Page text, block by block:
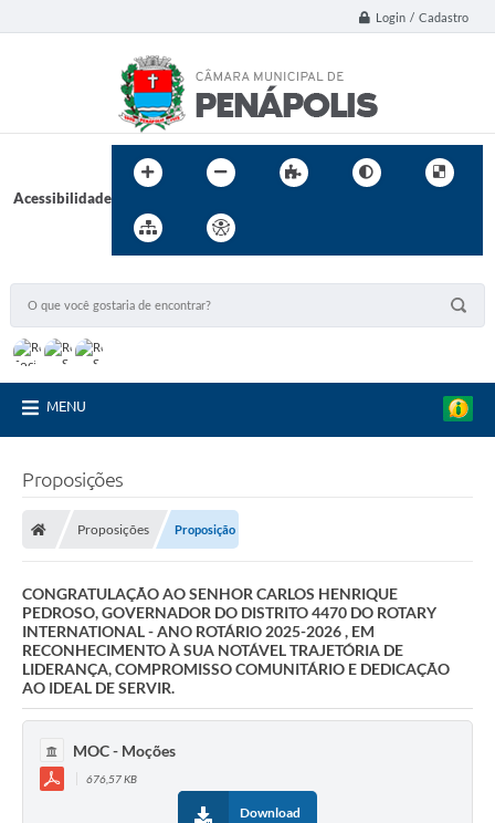
Login / Cadastro
Acessibilidade
MENU
Proposições
Proposições Proposição
CONGRATULAÇÃO AO SENHOR CARLOS HENRIQUE
PEDROSO, GOVERNADOR DO DISTRITO 4470 DO ROTARY
INTERNATIONAL - ANO ROTÁRIO 2025-2026 , EM
RECONHECIMENTO À SUA NOTÁVEL TRAJETÓRIA DE
LIDERANÇA, COMPROMISSO COMUNITÁRIO E DEDICAÇÃO
AO IDEAL DE SERVIR.
MOC - Moções
676,57 KB
Download